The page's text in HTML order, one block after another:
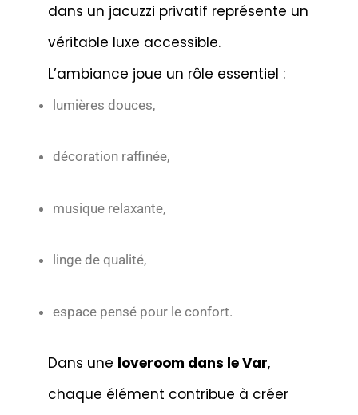
dans un jacuzzi privatif représente un
véritable luxe accessible.
L’ambiance joue un rôle essentiel :
lumières douces,
décoration raffinée,
musique relaxante,
linge de qualité,
espace pensé pour le confort.
Dans une loveroom dans le Var,
chaque élément contribue à créer